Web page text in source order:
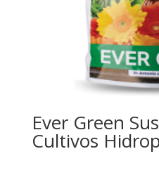
Ever Green
Cultivos